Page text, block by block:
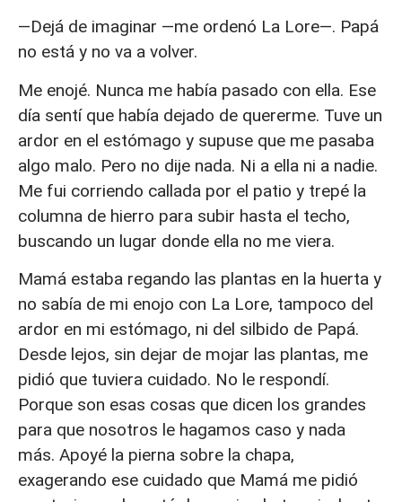
—Dejá de imaginar —me ordenó La Lore—. Papá
no está y no va a volver.
Me enojé. Nunca me había pasado con ella. Ese
día sentí que había dejado de quererme. Tuve un
ardor en el estómago y supuse que me pasaba
algo malo. Pero no dije nada. Ni a ella ni a nadie.
Me fui corriendo callada por el patio y trepé la
columna de hierro para subir hasta el techo,
buscando un lugar donde ella no me viera.
Mamá estaba regando las plantas en la huerta y
no sabía de mi enojo con La Lore, tampoco del
ardor en mi estómago, ni del silbido de Papá.
Desde lejos, sin dejar de mojar las plantas, me
pidió que tuviera cuidado. No le respondí.
Porque son esas cosas que dicen los grandes
para que nosotros le hagamos caso y nada
más. Apoyé la pierna sobre la chapa,
exagerando ese cuidado que Mamá me pidió